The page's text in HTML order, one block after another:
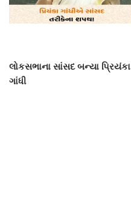
લોકસભાના સાંસદ બન્યા પ્રિયંકા
ગાંધી